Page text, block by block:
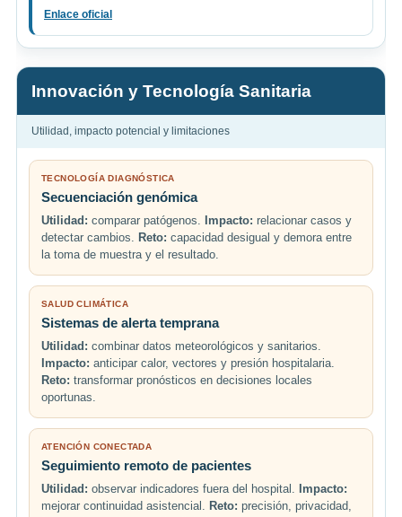
Enlace oficial
Innovación y Tecnología Sanitaria
Utilidad, impacto potencial y limitaciones
TECNOLOGÍA DIAGNÓSTICA
Secuenciación genómica
Utilidad: comparar patógenos. Impacto: relacionar casos y
detectar cambios. Reto: capacidad desigual y demora entre
la toma de muestra y el resultado.
SALUD CLIMÁTICA
Sistemas de alerta temprana
Utilidad: combinar datos meteorológicos y sanitarios.
Impacto: anticipar calor, vectores y presión hospitalaria.
Reto: transformar pronósticos en decisiones locales
oportunas.
ATENCIÓN CONECTADA
Seguimiento remoto de pacientes
Utilidad: observar indicadores fuera del hospital.
Impacto:
mejorar continuidad asistencial. Reto: precisión, privacidad,